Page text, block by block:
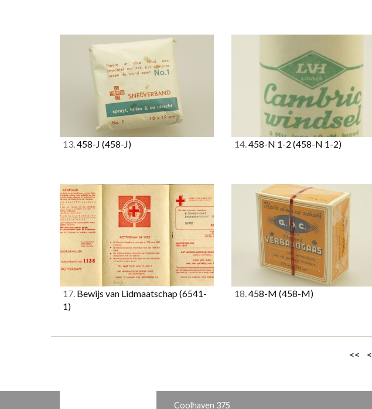
13.458-J (458-J) 14.458-N 1-2 (458-N 1-2)
17. Bewijs van Lidmaatschap (6541-
1)
18.458-M (458-M)
<< <
Coolhaven 375